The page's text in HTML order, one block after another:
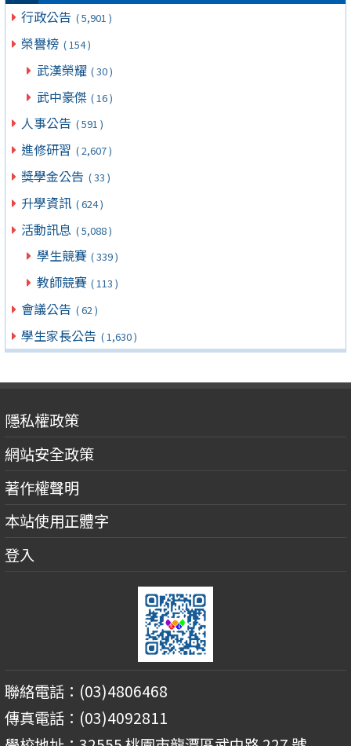
行政公告 ( 5,901 )
榮譽榜 ( 154 )
武漢榮耀 ( 30 )
武中豪傑 ( 16 )
人事公告 ( 591 )
進修研習 ( 2,607 )
獎學金公告 ( 33 )
升學資訊 ( 624 )
活動訊息 ( 5,088 )
學生競賽 ( 339 )
教師競賽 ( 113 )
會議公告 ( 62 )
學生家長公告 ( 1,630 )
隱私權政策
網站安全政策
著作權聲明
本站使用正體字
登入
聯絡電話：(03)4806468
傳真電話：(03)4092811